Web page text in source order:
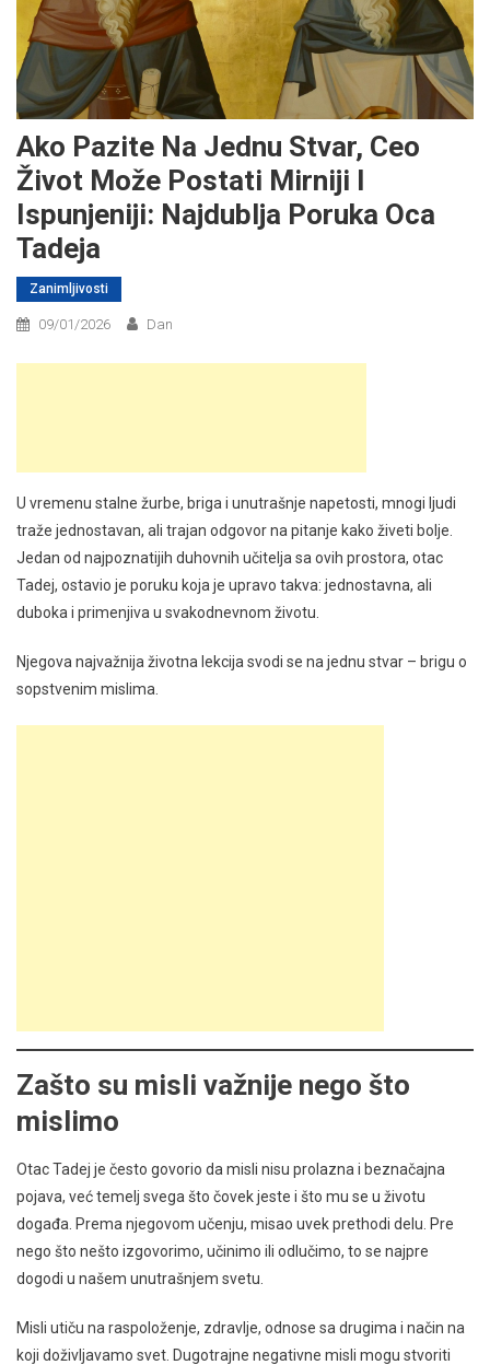
Ako Pazite Na Jednu Stvar, Ceo
Život Može Postati Mirniji I
Ispunjeniji: Najdublja Poruka Oca
Tadeja
Zanimljivosti
09/01/2026 Dan
U vremenu stalne žurbe, briga i unutrašnje napetosti, mnogi ljudi
traže jednostavan, ali trajan odgovor na pitanje kako živeti bolje.
Jedan od najpoznatijih duhovnih učitelja sa ovih prostora, otac
Tadej, ostavio je poruku koja je upravo takva: jednostavna, ali
duboka i primenjiva u svakodnevnom životu.
Njegova najvažnija životna lekcija svodi se na jednu stvar – brigu o
sopstvenim mislima.
Zašto su misli važnije nego što
mislimo
Otac Tadej je često govorio da misli nisu prolazna i beznačajna
pojava, već temelj svega što čovek jeste i što mu se u životu
događa. Prema njegovom učenju, misao uvek prethodi delu. Pre
nego što nešto izgovorimo, učinimo ili odlučimo, to se najpre
dogodi u našem unutrašnjem svetu.
Misli utiču na raspoloženje, zdravlje, odnose sa drugima i način na
koji doživljavamo svet. Dugotrajne negativne misli mogu stvoriti